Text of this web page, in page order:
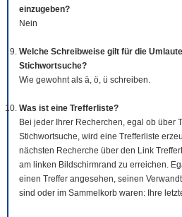
einzugeben?
Nein
Welche Schreibweise gilt für die
Stichwortsuche?
Wie gewohnt als ä, ö, ü schreiben.
Was ist eine Trefferliste?
Bei jeder Ihrer Recherchen, egal ob über
Stichwortsuche, wird eine Trefferliste
nächsten Recherche über den Link
am linken Bildschirmrand zu erreichen.
einen Treffer angesehen, seinen
sind oder im Sammelkorb waren: Ihre